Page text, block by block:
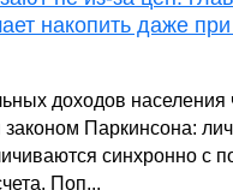
накопить даже
доходов населения
законом Паркинсона:
синхронно с
Поп...